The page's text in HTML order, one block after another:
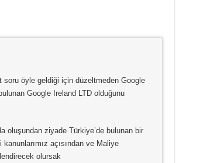
öyle geldiği için düzeltmeden Google
Google Ireland LTD olduğunu
oluşundan ziyade Türkiye’de bulunan bir
açısından ve Maliye
olursak